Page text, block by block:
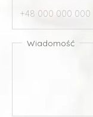
Wiadomość